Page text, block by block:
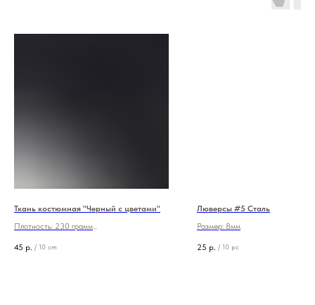
Ткань костюмная "Черный с цветами"
Плотность: 230 грамм
Ширина: 145 см
45 р. / 10 cm
Люверсы #5 Сталь
Размер: 8мм
25 р. / 10 pc